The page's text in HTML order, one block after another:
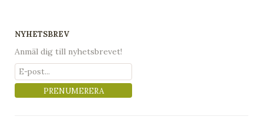
NYHETSBREV
Anmäl dig till nyhetsbrevet!
PRENUMERERA